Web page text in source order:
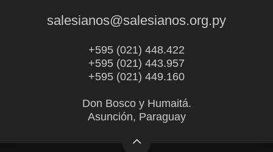
salesianos@salesianos.org.py
+595 (021) 448.422
+595 (021) 443.957
+595 (021) 449.160
Don Bosco y Humaitá.
Asunción, Paraguay